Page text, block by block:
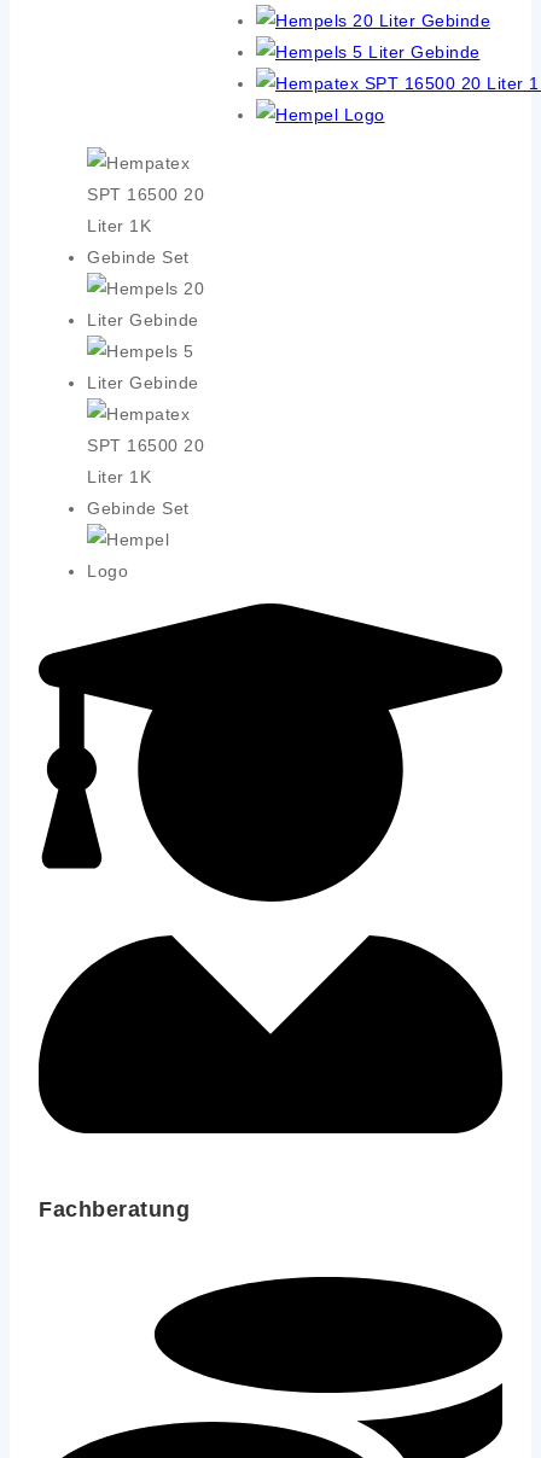
Fachberatung